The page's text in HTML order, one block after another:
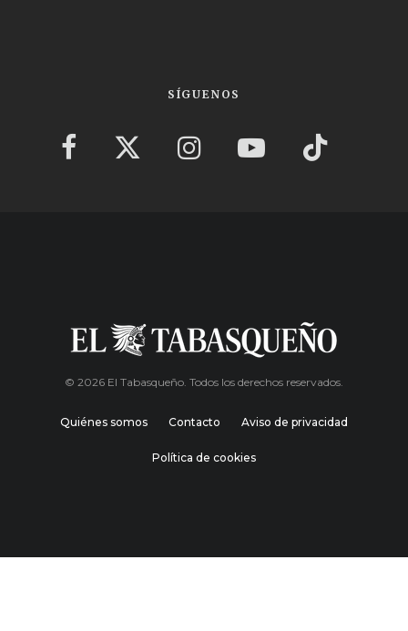
SÍGUENOS
© 2026 El Tabasqueño. Todos los derechos reservados.
Quiénes somos Contacto Aviso de privacidad
Política de cookies